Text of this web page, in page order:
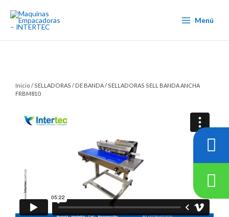
contenido
Menú
Inicio / SELLADORAS / DE BANDA/ SELLADORAS SELL BANDA ANCHA
FRBM810